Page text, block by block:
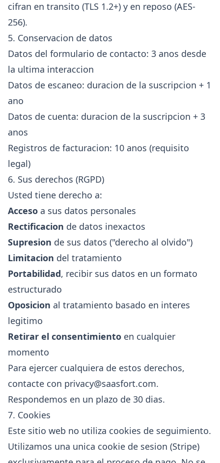
cifran en transito (TLS 1.2+) y en reposo (AES-
256).
5. Conservacion de datos
Datos del formulario de contacto: 3 anos desde
la ultima interaccion
Datos de escaneo: duracion de la suscripcion + 1
ano
Datos de cuenta: duracion de la suscripcion + 3
anos
Registros de facturacion: 10 anos (requisito
legal)
6. Sus derechos (RGPD)
Usted tiene derecho a:
Acceso a sus datos personales
Rectificacion de datos inexactos
Supresion de sus datos ("derecho al olvido")
Limitacion del tratamiento
Portabilidad, recibir sus datos en un formato
estructurado
Oposicion al tratamiento basado en interes
legitimo
Retirar el consentimiento en cualquier
momento
Para ejercer cualquiera de estos derechos,
contacte con privacy@saasfort.com.
Respondemos en un plazo de 30 dias.
7. Cookies
Este sitio web no utiliza cookies de seguimiento.
Utilizamos una unica cookie de sesion (Stripe)